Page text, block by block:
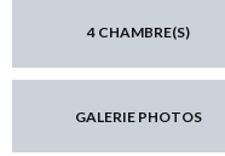
4 CHAMBRE(S)
GALERIE PHOTOS